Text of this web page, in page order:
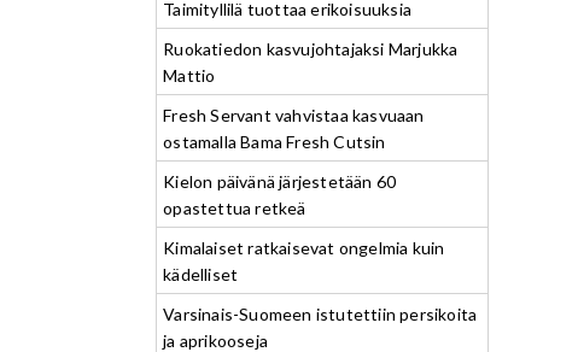
Taimityllilä tuottaa erikoisuuksia
Ruokatiedon kasvujohtajaksi Marjukka
Mattio
Fresh Servant vahvistaa kasvuaan
ostamalla Bama Fresh Cutsin
Kielon päivänä järjestetään 60
opastettua retkeä
Kimalaiset ratkaisevat ongelmia kuin
kädelliset
Varsinais-Suomeen istutettiin persikoita
ja aprikooseja